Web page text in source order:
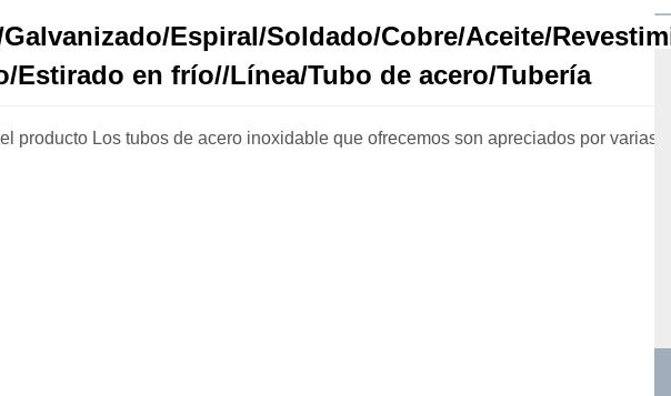
Espiral/Soldado/Cobre/Aceite/
Estirado en frío//Línea/Tubo de acero/Tubería
producto Los tubos de acero inoxidable que ofrecemos son apreciados por varias